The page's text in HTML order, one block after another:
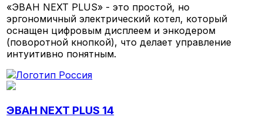
«ЭВАН NEXT PLUS» - это простой, но
эргономичный электрический котел, который
оснащен цифровым дисплеем и энкодером
(поворотной кнопкой), что делает управление
интуитивно понятным.
ЭВАН NEXT PLUS 14